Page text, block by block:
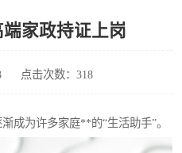
家政持证上岗
点击次数：318
成为许多家庭**的“生活助手”。